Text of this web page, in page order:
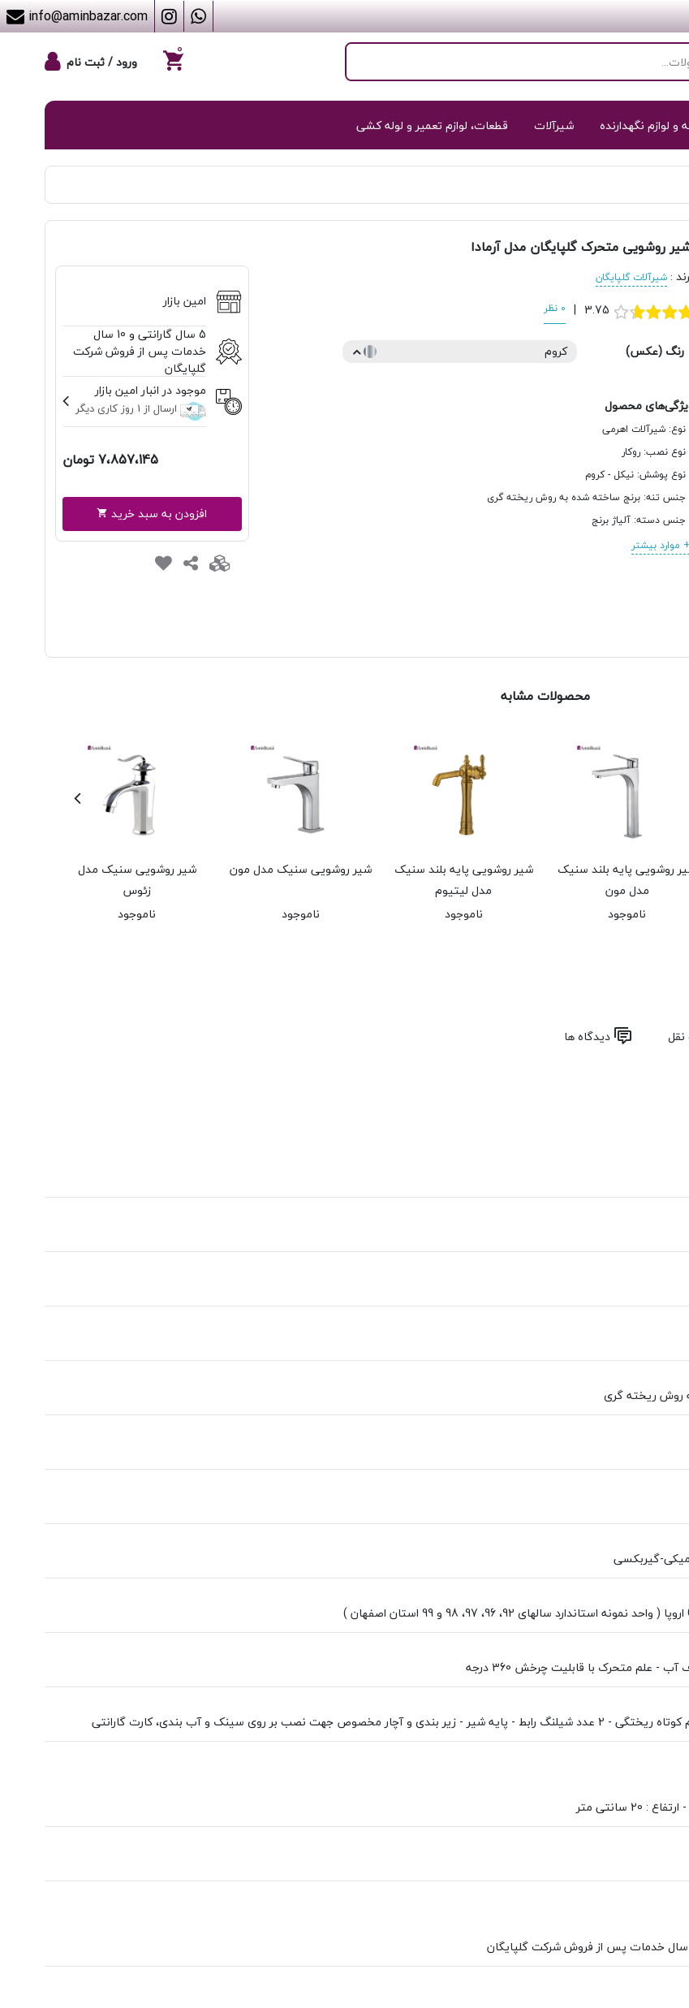
info@aminbazar.com
ورود / ثبت نام
۰
و لوازم نگهدارنده شیرآلات قطعات، لوازم تعمیر و لوله کشی
روشویی متحرک گلپایگان مدل آرمادا
: شیرآلات گلپایگان
3.75
| 0 نظر
رنگ (عکس) کروم
محصول
نوع: شیرآلات اهرمی
نوع نصب: روکار
نوع پوشش: نیکل - کروم
جنس تنه: برنج ساخته شده به روش ریخته گری
جنس دسته: آلیاژ برنج
+ موارد بیشتر
امین بازار
5 سال گارانتی و 10 سال
خدمات پس از فروش شرکت
گلپایگان
موجود در انبار امین بازار
ارسال از 1 روز کاری دیگر
7،857،145 تومان
افزودن به سبد خرید
محصولات مشابه
روشویی پایه بلند سنیک
مدل مون
ناموجود
شیر روشویی پایه بلند سنیک
مدل لیتیوم
ناموجود
شیر روشویی سنیک مدل مون
ناموجود
شیر روشویی سنیک مدل
زئوس
ناموجود
دیدگاه ها
روش ریخته گری
- علم متحرک با قابلیت چرخش 360 درجه
آچار مخصوص جهت نصب بر روی سینک و آب بندی، کارت گارانتی